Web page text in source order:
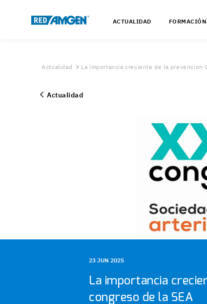
ACTUALIDAD FORMACIÓN
Actualidad La importancia creciente de la prevencion
Actualidad
23 JUN 2025
La importancia
congreso de la SEA